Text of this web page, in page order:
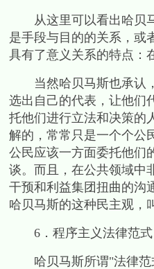
从这里可以看出哈贝马
是手段与目的的关系，或
具有了意义关系的特点：
当然哈贝马斯也承认，
选出自己的代表，让他们
托他们进行立法和决策的
解的，常常只是一个个公
公民应该一方面委托他们
谈。而且，在公共领域中
干预和利益集团扭曲的沟
哈贝马斯的这种民主观，
6．程序主义法律范式
哈贝马斯所谓"法律范